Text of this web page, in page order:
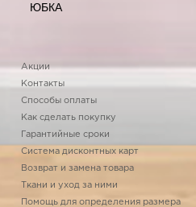
ЮБКА
Акции
Контакты
Способы оплаты
Как сделать покупку
Гарантийные сроки
Система дисконтных карт
Возврат и замена товара
Ткани и уход за ними
Помощь для определения размера